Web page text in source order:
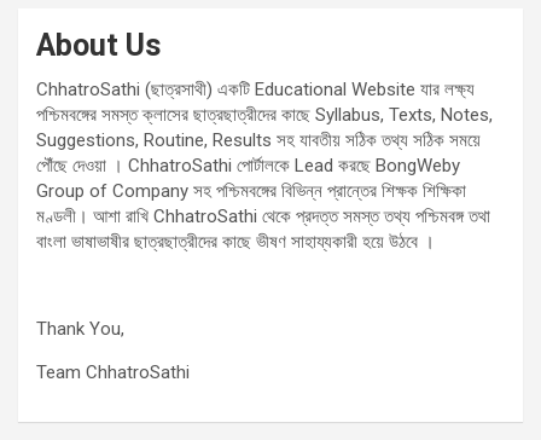
About Us
ChhatroSathi (ছাত্রসাথী) একটি Educational Website যার লক্ষ্য
পশ্চিমবঙ্গের সমস্ত ক্লাসের ছাত্রছাত্রীদের কাছে Syllabus, Texts, Notes,
Suggestions, Routine, Results সহ যাবতীয় সঠিক তথ্য সঠিক সময়ে
পৌঁছে দেওয়া । ChhatroSathi পোর্টালকে Lead করছে BongWeby
Group of Company সহ পশ্চিমবঙ্গের বিভিন্ন প্রান্তের শিক্ষক শিক্ষিকা
মণ্ডলী। আশা রাখি ChhatroSathi থেকে প্রদত্ত সমস্ত তথ্য পশ্চিমবঙ্গ তথা
বাংলা ভাষাভাষীর ছাত্রছাত্রীদের কাছে ভীষণ সাহায্যকারী হয়ে উঠবে ।
Thank You,
Team ChhatroSathi